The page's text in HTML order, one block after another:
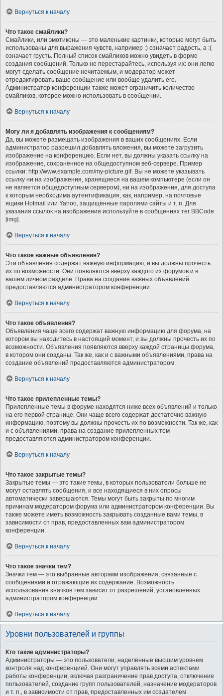
Вернуться к началу
Что такое смайлики?
Смайлики, или эмотиконы — это маленькие картинки, которые могут быть
использованы для выражения чувств, например :) означает радость, а :(
означает грусть. Полный список смайликов можно увидеть в форме
создания сообщений. Только не перестарайтесь, используя их: они легко
могут сделать сообщение нечитаемым, и модератор может
отредактировать ваше сообщение или вообще удалить его.
Администратор конференции также может ограничить количество
смайликов, которое можно использовать в сообщении.
Вернуться к началу
Могу ли я добавлять изображения к сообщениям?
Да, вы можете размещать изображения в ваших сообщениях. Если
администратор разрешил добавлять вложения, вы можете загрузить
изображение на конференцию. Если нет, вы должны указать ссылку на
изображение, сохранённое на общедоступном веб-сервере. Пример
ссылки: http://www.example.com/my-picture.gif. Вы не можете указывать
ссылку ни на изображения, хранящиеся на вашем компьютере (если он
не является общедоступным сервером), ни на изображения, для доступа
к которым необходима аутентификация, как, например, на почтовые
ящики Hotmail или Yahoo, защищённые паролями сайты и т. п. Для
указания ссылок на изображения используйте в сообщениях тег BBCode
[img].
Вернуться к началу
Что такое важные объявления?
Эти объявления содержат важную информацию, и вы должны прочесть
их по возможности. Они появляются вверху каждого из форумов и в
вашем личном разделе. Права на создание важных объявлений
предоставляются администратором конференции.
Вернуться к началу
Что такое объявления?
Объявления чаще всего содержат важную информацию для форума, на
котором вы находитесь в настоящий момент, и вы должны прочесть их по
возможности. Объявления появляются вверху каждой страницы форума,
в котором они созданы. Так же, как и с важными объявлениями, права на
создание объявлений предоставляются администратором.
Вернуться к началу
Что такое прилепленные темы?
Прилепленные темы в форуме находятся ниже всех объявлений и только
на его первой странице. Они чаще всего содержат достаточно важную
информацию, поэтому вы должны прочесть их по возможности. Так же, как
и с объявлениями, права на создание прилепленных тем
предоставляются администратором конференции.
Вернуться к началу
Что такое закрытые темы?
Закрытые темы — это такие темы, в которых пользователи больше не
могут оставлять сообщения, и все находящиеся в них опросы
автоматически завершаются. Темы могут быть закрыты по многим
причинам модератором форума или администратором конференции. Вы
также можете иметь возможность закрывать созданные вами темы, в
зависимости от прав, предоставленных вам администратором
конференции.
Вернуться к началу
Что такое значки тем?
Значки тем — это выбранные авторами изображения, связанные с
сообщениями и отражающие их содержание. Возможность
использования значков тем зависит от разрешений, установленных
администратором конференции.
Вернуться к началу
Уровни пользователей и группы
Кто такие администраторы?
Администраторы — это пользователи, наделённые высшим уровнем
контроля над конференцией. Они могут управлять всеми аспектами
работы конференции, включая разграничение прав доступа, отключение
пользователей, создание групп пользователей, назначение модераторов
и т. п., в зависимости от прав, предоставленных им создателем